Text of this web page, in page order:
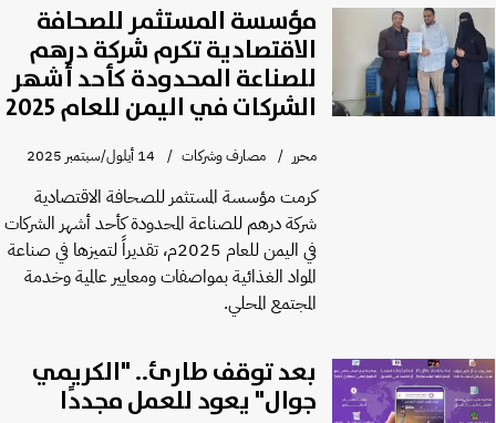
مؤسسة المستثمر للصحافة
الاقتصادية تكرم شركة درهم
للصناعة المحدودة كأحد أشهر
الشركات في اليمن للعام 2025
محرر مصارف وشركات 14 أيلول/سبتمبر 2025
كرمت مؤسسة المستثمر للصحافة الاقتصادية
شركة درهم للصناعة المحدودة كأحد أشهر الشركات
في اليمن للعام 2025م، تقديراً لتميزها في صناعة
المواد الغذائية بمواصفات ومعايير عالمية وخدمة
المجتمع المحلي.
بعد توقف طارئ.. "الكريمي
جوال" يعود للعمل مجددًا